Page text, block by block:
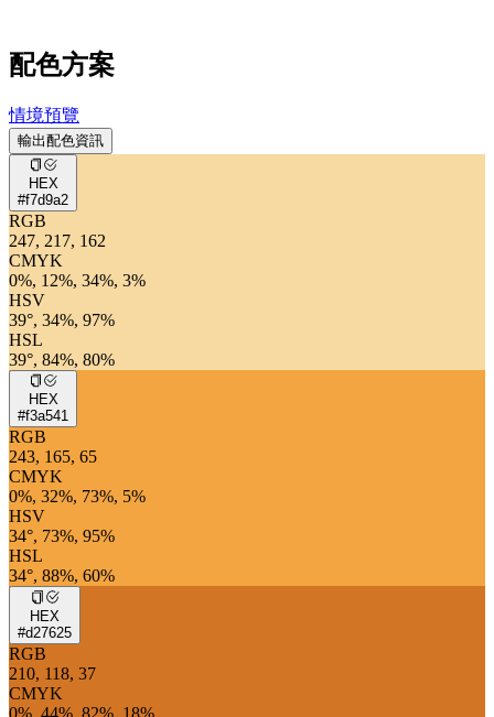
配色方案
情境預覽
輸出配色資訊
HEX
#f7d9a2
RGB
247, 217, 162
CMYK
0%, 12%, 34%, 3%
HSV
39°, 34%, 97%
HSL
39°, 84%, 80%
HEX
#f3a541
RGB
243, 165, 65
CMYK
0%, 32%, 73%, 5%
HSV
34°, 73%, 95%
HSL
34°, 88%, 60%
HEX
#d27625
RGB
210, 118, 37
CMYK
0%, 44%, 82%, 18%